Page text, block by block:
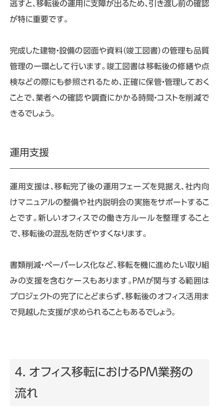
逃すと、移転後の運用に支障が出るため、引き渡し前の確認
が特に重要です。
完成した建物・設備の図面や資料（竣工図書）の管理も品質
管理の一環として行います。竣工図書は移転後の修繕や点
検などの際にも参照されるため、正確に保管・管理しておく
ことで、業者への確認や調査にかかる時間・コストを削減で
きるでしょう。
運用支援
運用支援は、移転完了後の運用フェーズを見据え、社内向
けマニュアルの整備や社内説明会の実施をサポートするこ
とです。新しいオフィスでの働き方ルールを整理すること
で、移転後の混乱を防ぎやすくなります。
書類削減・ペーパーレス化など、移転を機に進めたい取り組
みの支援を含むケースもあります。 PMが関与する範囲は
プロジェクトの完了にとどまらず、移転後のオフィス活用ま
で見越した支援が求められることもあるでしょう。
4. オフィス移転におけるPM業務の
流れ